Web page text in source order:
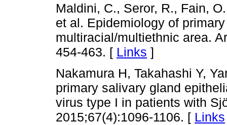
Maldini, C., Seror, R., Fain,
et al. Epidemiology of
multiracial/multiethnic area.
454-463. [ Links ]
Nakamura H, Takahashi Y,
primary salivary gland
virus type I in patients with
2015;67(4):1096-1106. [ Links